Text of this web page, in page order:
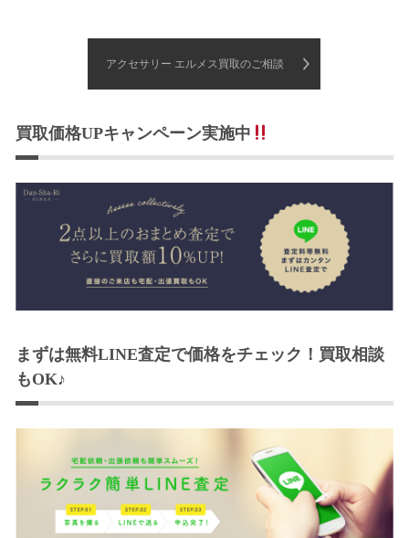
アクセサリー エルメス買取のご相談
買取価格UPキャンペーン実施中
まずは無料LINE査定で価格をチェック！買取相談
もOK♪